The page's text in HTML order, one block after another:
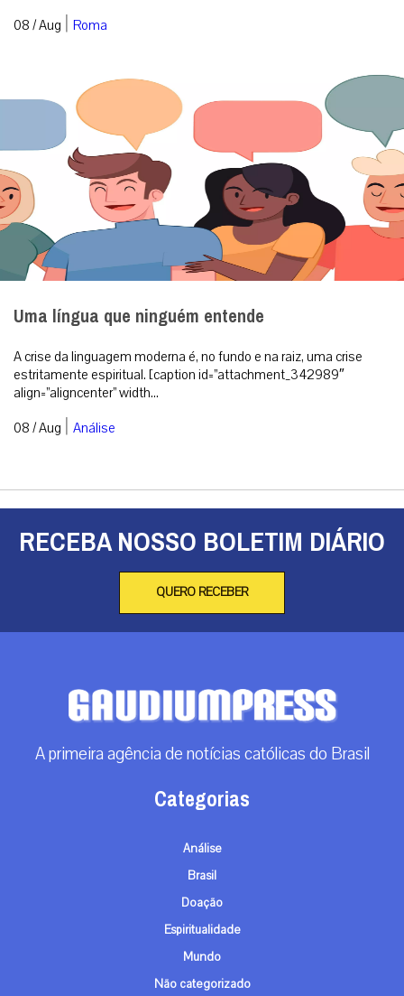
08 / Aug | Roma
Uma língua que ninguém entende
A crise da linguagem moderna é, no fundo e na raiz, uma crise
estritamente espiritual. [caption id=”attachment_342989″
align=”aligncenter” width...
08 / Aug | Análise
RECEBA NOSSO BOLETIM DIÁRIO
QUERO RECEBER
A primeira agência de notícias católicas do Brasil
Categorias
Análise
Brasil
Doação
Espiritualidade
Mundo
Não categorizado